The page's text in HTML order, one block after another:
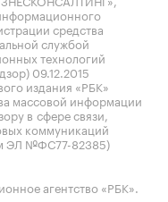
средства
службой
технологий
09.12.2015
издания «РБК»
массовой информации
в сфере связи,
коммуникаций
ЭЛ №ФС77-82385)
агентство «РБК».